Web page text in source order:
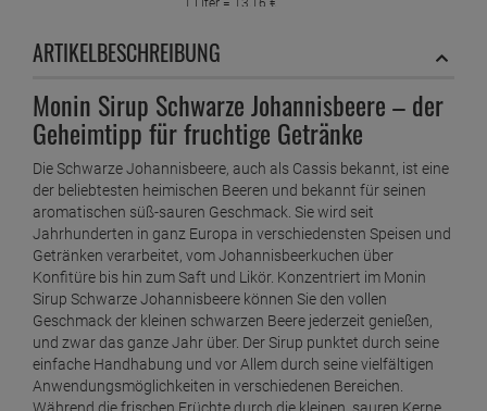
1 Liter = 13, 16 €
ab4,
Monin Sirup Macadamia 250 ml
ab3,79€
Monin Sirup Mandel 250 ml
ab3,29€
1 Liter =13,16 €
Monin Sirup Pfefferminz 250 ml
ab3,09€
1 Liter = €
Monin Sirup Sauerkirsche 250 ml
ab3,69€
1 Liter = 14,76 €
ARTIKELBESCHREIBUNG
Monin Sirup Schwarze Johannisbeere – der
Geheimtipp für fruchtige Getränke
Die Schwarze Johannisbeere, auch als Cassis bekannt, ist eine
der beliebtesten heimischen Beeren und bekannt für seinen
aromatischen süß-sauren Geschmack. Sie wird seit
Jahrhunderten in ganz Europa in verschiedensten Speisen und
Getränken verarbeitet, vom Johannisbeerkuchen über
Konfitüre bis hin zum Saft und Likör. Konzentriert im Monin
Sirup Schwarze Johannisbeere können Sie den vollen
Geschmack der kleinen schwarzen Beere jederzeit genießen,
und zwar das ganze Jahr über. Der Sirup punktet durch seine
einfache Handhabung und vor Allem durch seine vielfältigen
Anwendungsmöglichkeiten in verschiedenen Bereichen.